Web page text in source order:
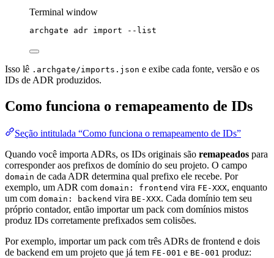
Terminal window
archgate adr import --list
Isso lê .archgate/imports.json e exibe cada fonte, versão e os
IDs de ADR produzidos.
Como funciona o remapeamento de IDs
Seção intitulada “Como funciona o remapeamento de IDs”
Quando você importa ADRs, os IDs originais são remapeados para
corresponder aos prefixos de domínio do seu projeto. O campo
domain de cada ADR determina qual prefixo ele recebe. Por
exemplo, um ADR com domain: frontend vira FE-XXX, enquanto
um com domain: backend vira BE-XXX. Cada domínio tem seu
próprio contador, então importar um pack com domínios mistos
produz IDs corretamente prefixados sem colisões.
Por exemplo, importar um pack com três ADRs de frontend e dois
de backend em um projeto que já tem FE-001 e BE-001 produz: